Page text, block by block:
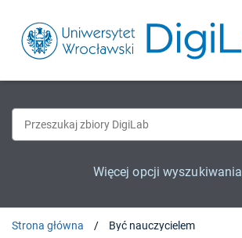
Więcej opcji wyszukiwania
Strona główna Być nauczycielem